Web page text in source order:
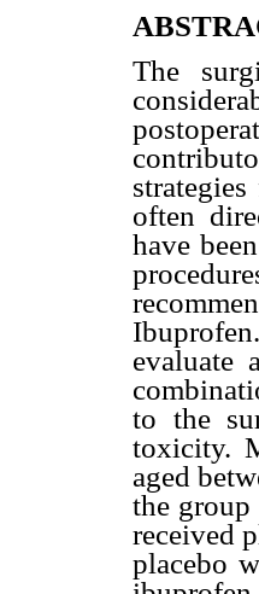
The
often
have
evaluate
to the
toxicity.
aged
the group
received
placebo